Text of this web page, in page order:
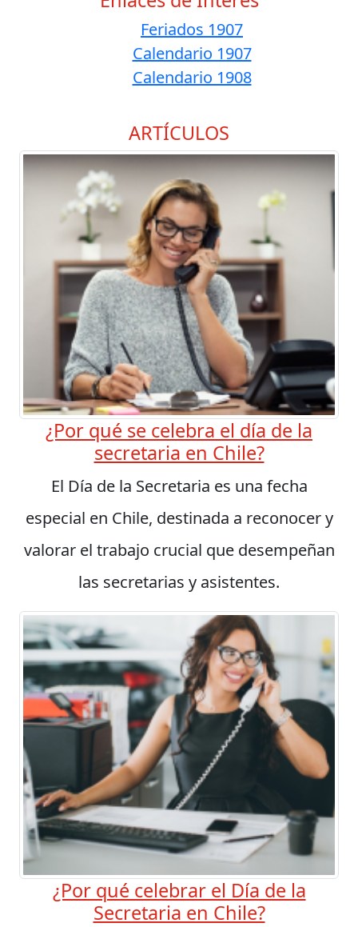
Feriados 1907
Calendario 1907
Calendario 1908
ARTÍCULOS
¿Por qué se celebra el día de la
secretaria en Chile?
El Día de la Secretaria es una fecha
especial en Chile, destinada a reconocer y
valorar el trabajo crucial que desempeñan
las secretarias y asistentes.
¿Por qué celebrar el Día de la
Secretaria en Chile?